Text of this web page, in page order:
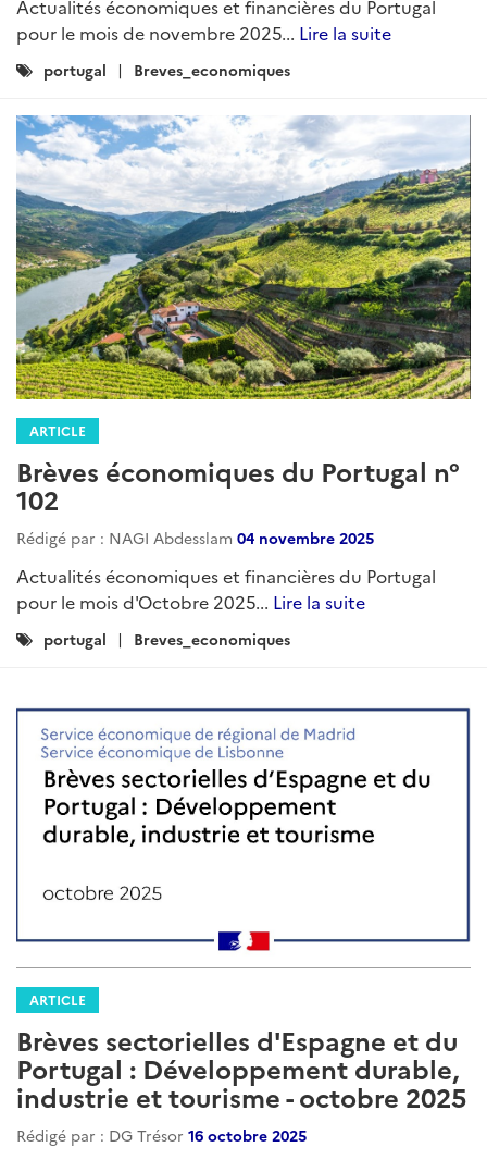
Actualités économiques et financières du Portugal
pour le mois de novembre 2025... Lire la suite
Catégories
portugal Breves_economiques
ARTICLE
Brèves économiques du Portugal n°
102
Rédigé par : NAGI Abdesslam 04 novembre 2025
Actualités économiques et financières du Portugal
pour le mois d'Octobre 2025... Lire la suite
Catégories
portugal Breves_economiques
ARTICLE
Brèves sectorielles d'Espagne et du
Portugal : Développement durable,
industrie et tourisme - octobre 2025
Rédigé par : DG Trésor 16 octobre 2025